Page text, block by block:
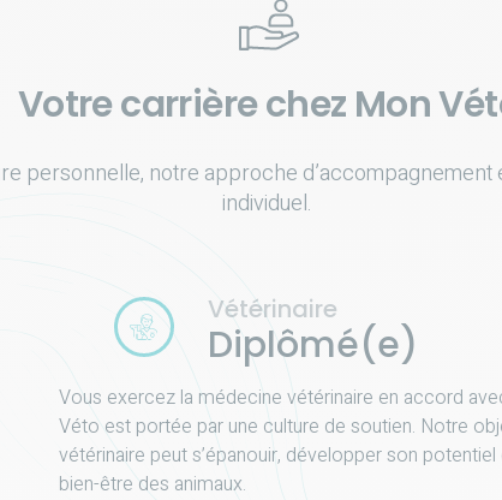
Votre carrière chez Mon
personnelle, notre approche
individuel.
Vétérinaire
Diplômé(e)
Vous exercez la médecine vétérinaire en accord
Véto est portée par une culture de soutien. Notre
vétérinaire peut s’épanouir, développer son
bien-être des animaux.